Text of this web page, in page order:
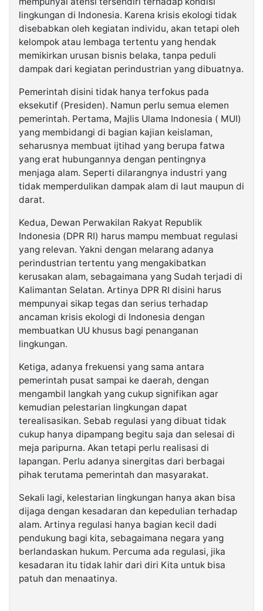
lingkungan di Indonesia. Karena krisis ekologi tidak
disebabkan oleh kegiatan individu, akan tetapi oleh
kelompok atau lembaga tertentu yang hendak
memikirkan urusan bisnis belaka, tanpa peduli
dampak dari kegiatan perindustrian yang dibuatnya.
Pemerintah disini tidak hanya terfokus pada
eksekutif (Presiden). Namun perlu semua elemen
pemerintah. Pertama, Majlis Ulama Indonesia ( MUI)
yang membidangi di bagian kajian keislaman,
seharusnya membuat ijtihad yang berupa fatwa
yang erat hubungannya dengan pentingnya
menjaga alam. Seperti dilarangnya industri yang
tidak memperdulikan dampak alam di laut maupun di
darat.
Kedua, Dewan Perwakilan Rakyat Republik
Indonesia (DPR RI) harus mampu membuat regulasi
yang relevan. Yakni dengan melarang adanya
perindustrian tertentu yang mengakibatkan
kerusakan alam, sebagaimana yang Sudah terjadi di
Kalimantan Selatan. Artinya DPR RI disini harus
mempunyai sikap tegas dan serius terhadap
ancaman krisis ekologi di Indonesia dengan
membuatkan UU khusus bagi penanganan
lingkungan.
Ketiga, adanya frekuensi yang sama antara
pemerintah pusat sampai ke daerah, dengan
mengambil langkah yang cukup signifikan agar
kemudian pelestarian lingkungan dapat
terealisasikan. Sebab regulasi yang dibuat tidak
cukup hanya dipampang begitu saja dan selesai di
meja paripurna. Akan tetapi perlu realisasi di
lapangan. Perlu adanya sinergitas dari berbagai
pihak terutama pemerintah dan masyarakat.
Sekali lagi, kelestarian lingkungan hanya akan bisa
dijaga dengan kesadaran dan kepedulian terhadap
alam. Artinya regulasi hanya bagian kecil dadi
pendukung bagi kita, sebagaimana negara yang
berlandaskan hukum. Percuma ada regulasi, jika
kesadaran itu tidak lahir dari diri Kita untuk bisa
patuh dan menaatinya.